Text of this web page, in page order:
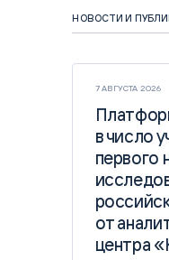
НОВОСТИ И
7 АВГУСТА 2026
в число
первого
от
центра
в число
первого
от
центра